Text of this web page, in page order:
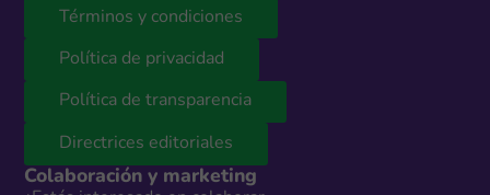
Términos y condiciones
Política de privacidad
Política de transparencia
Directrices editoriales
Colaboración y marketing